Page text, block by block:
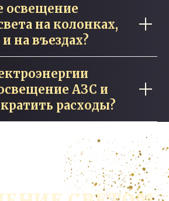
освещение
на колонках,
на въездах?
АЗС и
расходы?